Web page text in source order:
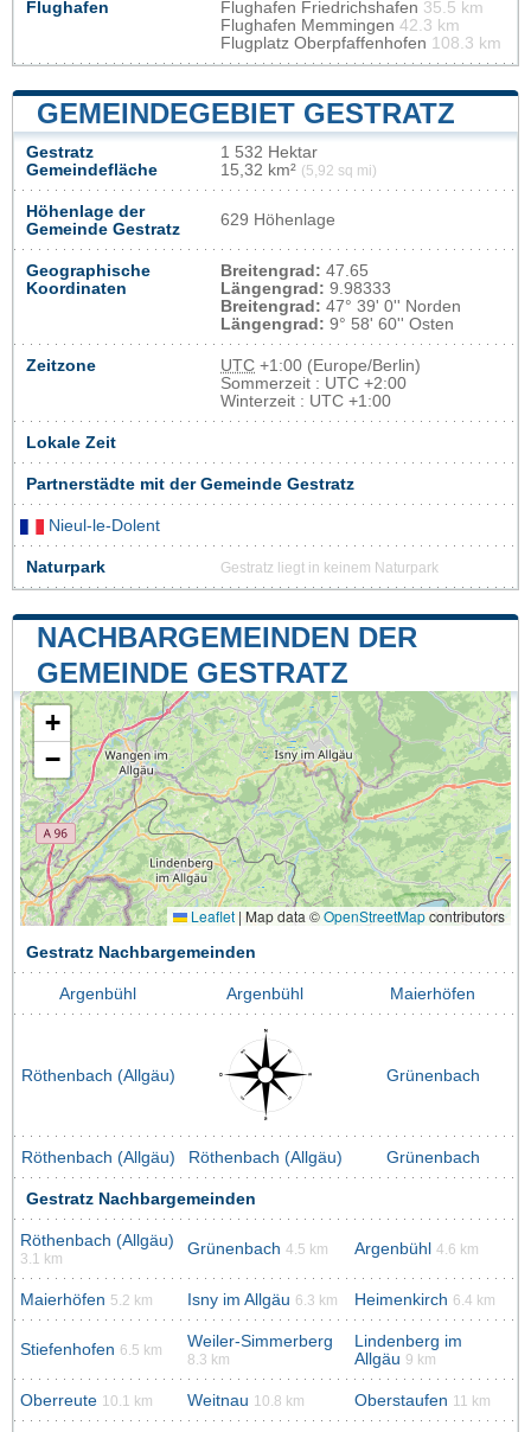
Flughafen Flughafen Friedrichshafen 35.5 km
Flughafen Memmingen 42.3 km
Flugplatz Oberpfaffenhofen 108.3 km
GEMEINDEGEBIET GESTRATZ
Gestratz
Gemeindefläche
1 532 Hektar
15,32 km² (5,92 sq mi)
Höhenlage der
Gemeinde Gestratz
629 Höhenlage
Geographische
Koordinaten
Breitengrad: 47.65
Längengrad: 9.98333
Breitengrad: 47° 39' 0'' Norden
Längengrad: 9° 58' 60'' Osten
Zeitzone UTC +1:00 (Europe/Berlin)
Sommerzeit : UTC +2:00
Winterzeit : UTC +1:00
Lokale Zeit
Partnerstädte mit der Gemeinde Gestratz
Nieul-le-Dolent
Naturpark Gestratz liegt in keinem Naturpark
NACHBARGEMEINDEN DER
GEMEINDE GESTRATZ
+
−
Leaflet | Map data ©OpenStreetMapcontributors
Gestratz Nachbargemeinden
Argenbühl Argenbühl Maierhöfen
Röthenbach (Allgäu) Grünenbach
Röthenbach (Allgäu) Röthenbach (Allgäu) Grünenbach
Gestratz Nachbargemeinden
Röthenbach (Allgäu)
3.1 km
Grünenbach 4.5 km Argenbühl 4.6 km
Maierhöfen 5.2 km Isny im Allgäu 6.3 km Heimenkirch 6.4 km
Stiefenhofen 6.5 km Weiler-Simmerberg
8.3 km
Lindenberg im
Allgäu 9 km
Oberreute 10.1 km Weitnau 10.8 km Oberstaufen 11 km